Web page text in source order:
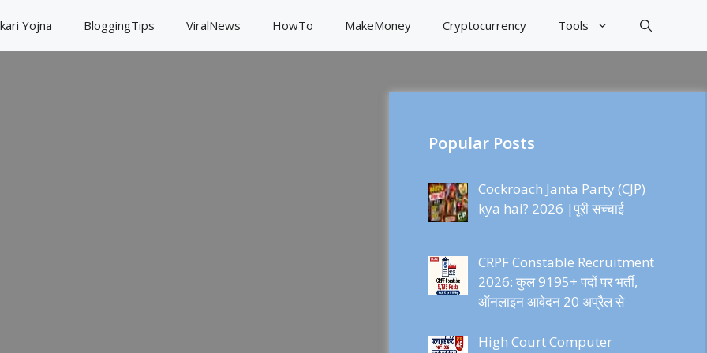
Yojna BloggingTips ViralNews HowTo MakeMoney Cryptocurrency Tools
Popular Posts
Cockroach Janta Party (CJP)
kya hai? 2026 |पूरी सच्चाई
CRPF Constable Recruitment
2026: कुल 9195+ पदों पर भर्ती,
ऑनलाइन आवेदन 20 अप्रैल से
High Court Computer